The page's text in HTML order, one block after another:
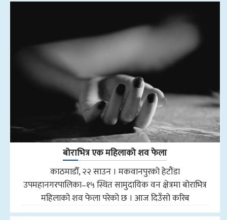
बोराभित्र एक महिलाको शव फेला
काठमाडौँ, २२ साउन । मकवानपुरको हेटौंडा
उपमहानगरपालिका–१५ स्थित सामुदायिक वन क्षेत्रमा बोराभित्र
महिलाको शव फेला परेको छ । आज दिउँसो करिब